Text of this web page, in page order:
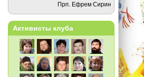
Прп. Ефрем Сирин
Активисты клуба